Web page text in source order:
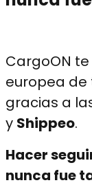
CargoON
europea de
gracias a
y Shippeo.
Hacer
nunca fue